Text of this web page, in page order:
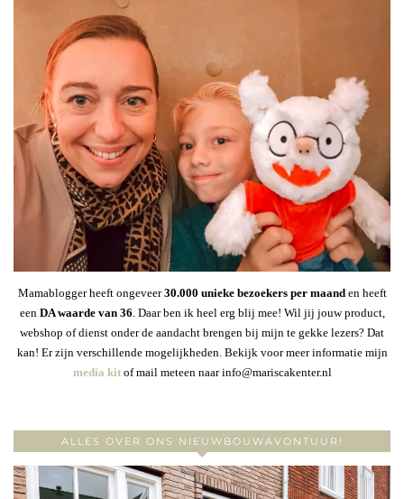
Mamablogger heeft ongeveer30.000 unieke bezoekers per maanden heeft
een DA waarde van 36 . Daar ben ik heel erg blij mee! Wil jij jouw product,
webshop of dienst onder de aandacht brengen bij mijn te gekke lezers? Dat
kan! Er zijn verschillende mogelijkheden. Bekijk voor meer informatie mijn
media kitof mail meteen naar info@mariscakenter.nl
ALLES OVER ONS NIEUWBOUWAVONTUUR!